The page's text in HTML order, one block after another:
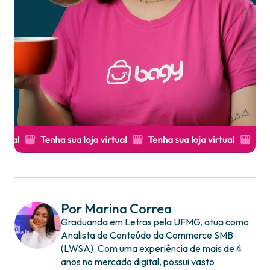
Por Marina Correa
Graduanda em Letras pela UFMG, atua como
Analista de Conteúdo da Commerce SMB
(LWSA). Com uma experiência de mais de 4
anos no mercado digital, possui vasto